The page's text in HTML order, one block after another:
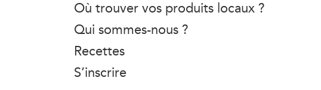
Où trouver vos produits locaux ?
Qui sommes-nous ?
Recettes
S’inscrire